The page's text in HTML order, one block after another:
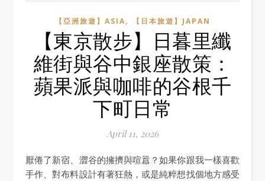
【亞洲旅遊】ASIA, 【日本旅遊】JAPAN
【東京散步】日暮里纖
維街與谷中銀座散策：
蘋果派與咖啡的谷根千
下町日常
April 11, 2026
厭倦了新宿、澀谷的擁擠與喧囂？如果你跟我一樣喜歡
手作、對布料設計有著狂熱，或是純粹想找個地方感受